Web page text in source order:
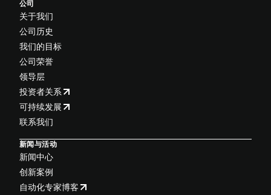
公司
关于我们
公司历史
我们的目标
公司荣誉
领导层
投资者关系
可持续发展
联系我们
新闻与活动
新闻中心
创新案例
自动化专家博客